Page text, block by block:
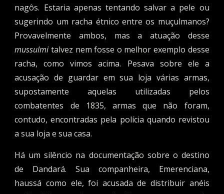
nagôs. Estaria apenas tentando salvar a pele ou
sugerindo um racha étnico entre os muçulmanos?
Provavelmente ambos, mas a atuação desse
mussulmitalvez nem fosse o melhor exemplo desse
racha, como vimos acima. Pesava sobre ele a
acusação de guardar em sua loja várias armas,
supostamente aquelas utilizadas pelos
combatentes de 1835, armas que não foram,
contudo, encontradas pela polícia quando revistou
a sua loja e sua casa.
Há um silêncio na documentação sobre o destino
de Dandará. Sua companheira, Emerenciana,
haussá como ele, foi acusada de distribuir anéis